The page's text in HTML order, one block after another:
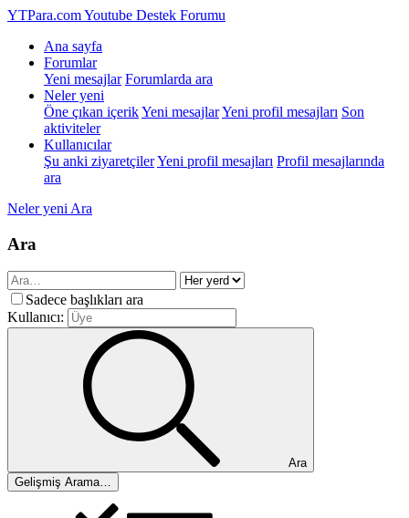
YTPara.comYoutube Destek Forumu
Ana sayfa
Forumlar
Yeni mesajlar Forumlarda ara
Neler yeni
Öne çıkan içerikYeni mesajlarYeni profil mesajları Son
aktiviteler
Kullanıcılar
Şu anki ziyaretçilerYeni profil mesajları Profil mesajlarında
ara
Neler yeni Ara
Ara
Sadece başlıkları ara
Kullanıcı:
Ara
Gelişmiş Arama…